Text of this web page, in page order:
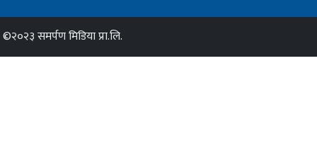
©२०२३ समर्पण मिडिया प्रा.लि.